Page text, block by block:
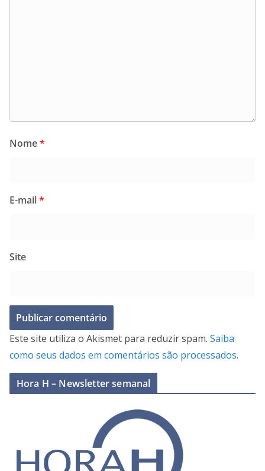
Nome*
E-mail*
Site
Este site utiliza o Akismet para reduzir spam. Saiba
como seus dados em comentários são processados.
Hora H – Newsletter semanal